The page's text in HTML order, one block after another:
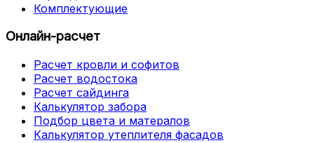
Комплектующие
Онлайн-расчет
Расчет кровли и софитов
Расчет водостока
Расчет сайдинга
Калькулятор забора
Подбор цвета и матералов
Калькулятор утеплителя фасадов